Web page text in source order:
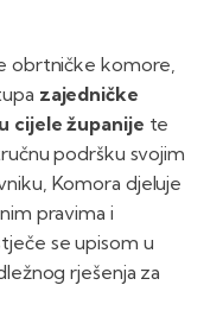
obrtničke komore,
zajedničke
cijele županije te
podršku svojim
Komora djeluje
pravima i
se upisom u
rješenja za